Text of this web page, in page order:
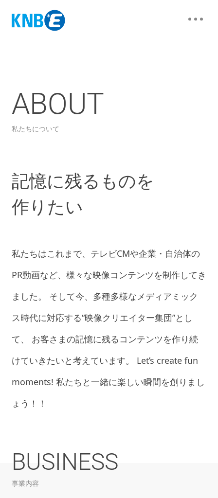
ABOUT
私たちについて
記憶に残るものを
作りたい
私たちはこれまで、テレビCMや企業・自治体の
PR動画など、様々な映像コンテンツを制作してき
ました。 そして今、多種多様なメディアミック
ス時代に対応する“映像クリエイター集団”とし
て、 お客さまの記憶に残るコンテンツを作り続
けていきたいと考えています。 Let’s create fun
moments! 私たちと一緒に楽しい瞬間を創りまし
ょう！！
BUSINESS
事業内容